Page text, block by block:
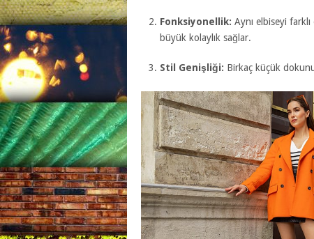
Fonksiyonellik: Aynı elbiseyi
büyük kolaylık sağlar.
Stil Genişliği: Birkaç küçük